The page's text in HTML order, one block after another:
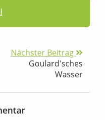
Nächster Beitrag
Goulard'sches
Wasser